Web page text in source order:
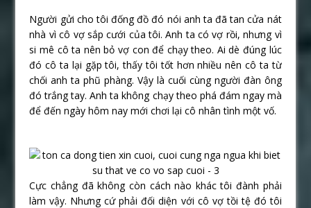
Người gửi cho tôi đống đồ đó nói anh ta đã tan cửa nát
nhà vì cô vợ sắp cưới của tôi. Anh ta có vợ rồi, nhưng vì
si mê cô ta nên bỏ vợ con để chạy theo. Ai dè đúng lúc
đó cô ta lại gặp tôi, thấy tôi tốt hơn nhiều nên cô ta từ
chối anh ta phũ phàng. Vậy là cuối cùng người đàn ông
đó trắng tay. Anh ta không chạy theo phá đám ngay mà
để đến ngày hôm nay mới chơi lại cô nhân tình một vố.
Cực chẳng đã không còn cách nào khác tôi đành phải
làm vậy. Nhưng cứ phải đối diện với cô vợ tồi tệ đó tôi